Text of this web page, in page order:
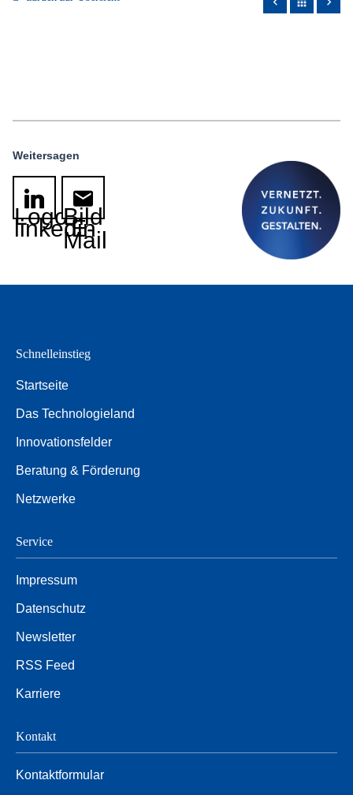
Weitersagen
Logo
linkedin
Bild
E-
Mail
Schnelleinstieg
Startseite
Das Technologieland
Innovationsfelder
Beratung & Förderung
Netzwerke
Service
Impressum
Datenschutz
Newsletter
RSS Feed
Karriere
Kontakt
Kontaktformular